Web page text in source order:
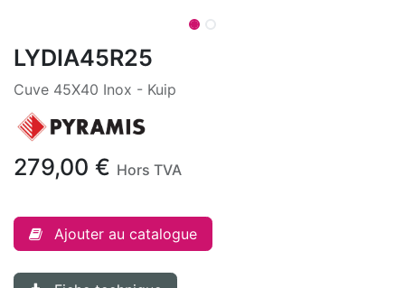
LYDIA45R25
Cuve 45X40 Inox - Kuip
279,00 € Hors TVA
Ajouter au catalogue